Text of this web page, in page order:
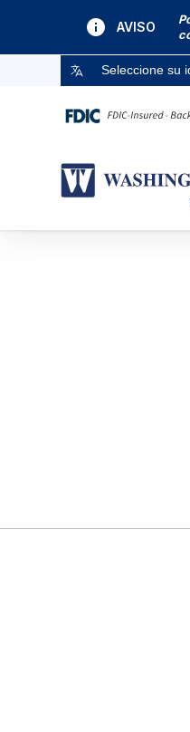
AVISO
Seleccione su